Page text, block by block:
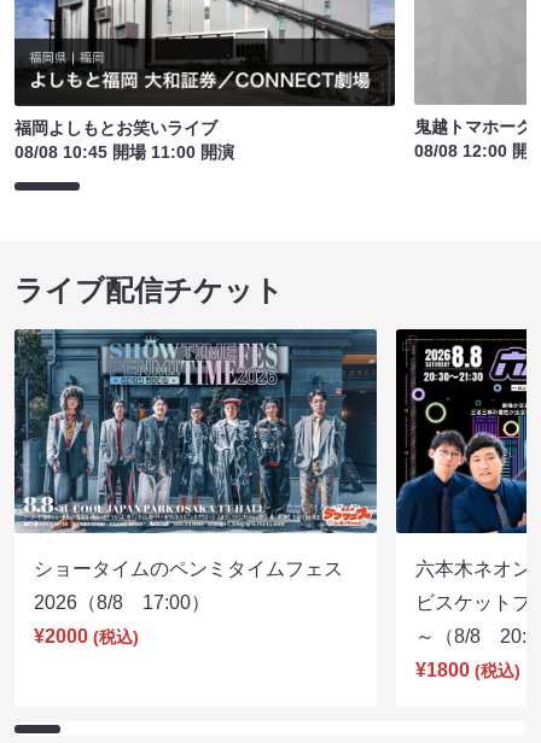
福岡よしもとお笑いライブ
08/08 10:45 開場 11:00 開演
鬼越トマホーク
08/08 12:00 開
ライブ配信チケット
ショータイムのペンミタイムフェス
2026（8/8 17:00）
¥2000 (税込)
六本木ネオン
ビスケットブ
～（8/8
¥1800 (税込)